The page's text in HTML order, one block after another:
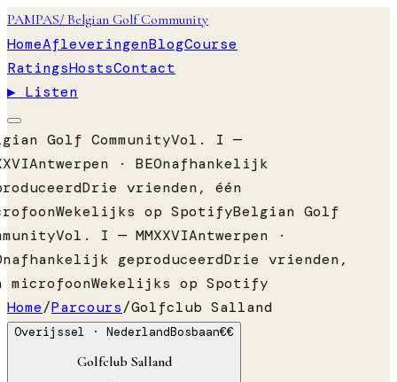
PAMPAS/ Belgian Golf Community
HomeAfleveringenBlogCourse
RatingsHostsContact
▶ Listen
Golf CommunityVol. I —
Antwerpen · BEOnafhankelijk
Drie vrienden, één
Wekelijks op SpotifyBelgian Golf
Vol. I — MMXXVIAntwerpen ·
geproduceerdDrie vrienden,
microfoonWekelijks op Spotify
Home/Parcours/Golfclub Salland
Overijssel · NederlandBosbaan€€
Golfclub Salland